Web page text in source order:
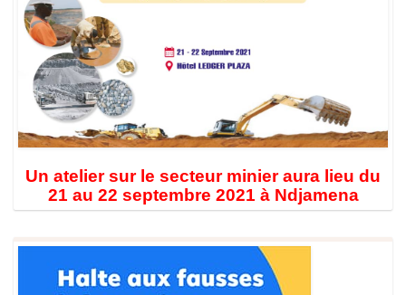
Un atelier sur le secteur minier aura lieu du
21 au 22 septembre 2021 à Ndjamena